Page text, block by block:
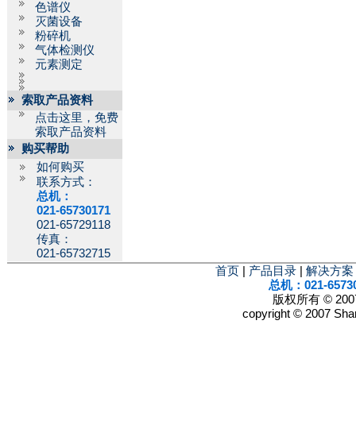
色谱仪
灭菌设备
粉碎机
气体检测仪
元素测定
索取产品资料
点击这里，免费
索取产品资料
购买帮助
如何购买
联系方式：
总机：
021-65730171
021-65729118
传真：
021-65732715
首页 产品目录 解决方案
总机：021-
版权所有 ©
copyright © 2007